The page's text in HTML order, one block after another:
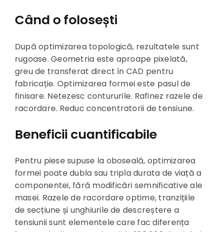
Când o folosești
După optimizarea topologică, rezultatele sunt
rugoase. Geometria este aproape pixelată,
greu de transferat direct în CAD pentru
fabricație. Optimizarea formei este pasul de
finisare. Netezesc contururile. Rafinez razele de
racordare. Reduc concentratorii de tensiune.
Beneficii cuantificabile
Pentru piese supuse la oboseală, optimizarea
formei poate dubla sau tripla durata de viață a
componentei, fără modificări semnificative ale
masei. Razele de racordare optime, tranzițiile
de secțiune și unghiurile de descreștere a
tensiunii sunt elementele care fac diferența